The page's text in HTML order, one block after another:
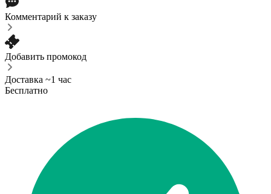
Комментарий к заказу
Добавить промокод
Доставка ~1 час
Бесплатно